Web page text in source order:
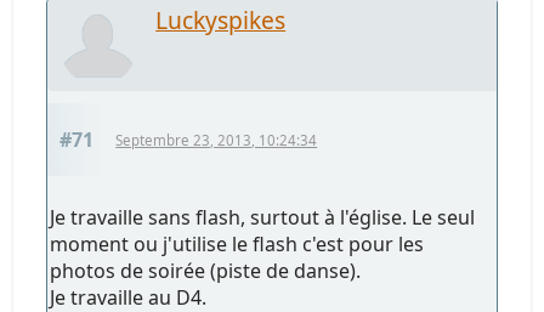
Luckyspikes
#71 Septembre 23, 2013, 10:24:34
Je travaille sans flash, surtout à l'église. Le seul
moment ou j'utilise le flash c'est pour les
photos de soirée (piste de danse).
Je travaille au D4.